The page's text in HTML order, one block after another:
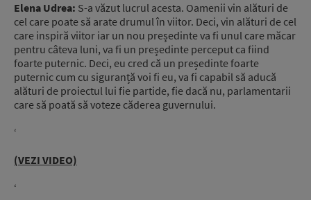
Elena Udrea: S-a văzut lucrul acesta. Oamenii vin alături de
cel care poate să arate drumul în viitor. Deci, vin alături de cel
care inspiră viitor iar un nou președinte va fi unul care măcar
pentru câteva luni, va fi un președinte perceput ca fiind
foarte puternic. Deci, eu cred că un președinte foarte
puternic cum cu siguranță voi fi eu, va fi capabil să aducă
alături de proiectul lui fie partide, fie dacă nu, parlamentarii
care să poată să voteze căderea guvernului.
‘
(VEZI VIDEO)
‘